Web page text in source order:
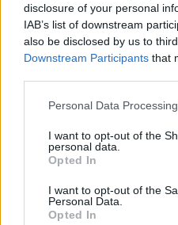
disclosure of your personal
IAB’s list of downstream
also be disclosed by us to
Downstream Participants that
Please note that this website/
not limited to your visit or
grant or deny consent to
use your data for below
consent section.
Personal Data
I want to opt-out of the
personal data.
Opted In
I want to opt-out of the
Personal Data.
Opted In
τώρα υπάρχει
περισσότερα κέρδη είτε
στους εμπόρους.
«Γι’ αυτό τώρα εμείς
απληστίας, καμία
και καμία ανοχή στην
Ο κ. Σκρέκας τόνισε ότι